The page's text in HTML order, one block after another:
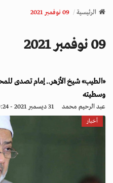
v
a
o
n
الرئيسية 09 نوفمبر 2021
09 نوفمبر 2021
«الطيب» شيخ الأزهر.. إمام تصدى
وسطيته
عبد الرحيم محمد 31 ديسمبر 2021 - 09:24
أخبار